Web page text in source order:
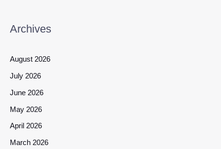
Archives
August 2026
July 2026
June 2026
May 2026
April 2026
March 2026